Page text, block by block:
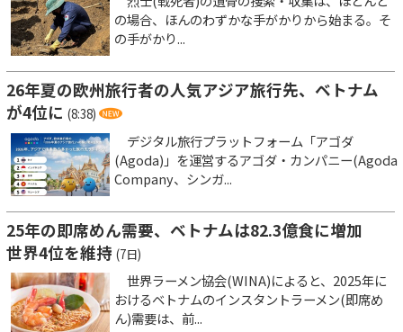
の場合、ほんのわずかな手がかりから始まる。そ
の手がかり...
26年夏の欧州旅行者の人気アジア旅行先、ベトナム
が4位に (8:38)
デジタル旅行プラットフォーム「アゴダ
(Agoda)」を運営するアゴダ・カンパニー(Agoda
Company、シンガ...
25年の即席めん需要、ベトナムは82.3億食に増加
世界4位を維持 (7日)
世界ラーメン協会(WINA)によると、2025年に
おけるベトナムのインスタントラーメン(即席め
ん)需要は、前...